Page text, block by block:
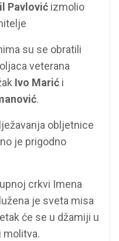
Pavlović izmolio
su se obratili
veterana
Ivo Marić i
.
obljetnice
je prigodno
crkvi Imena
je sveta misa
će se u džamiji u
molitva.